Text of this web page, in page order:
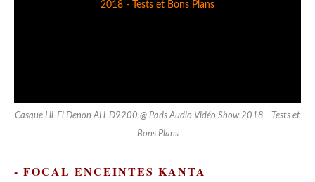
Casque Hi-Fi Denon AH-D9200 @ Paris Audio Vidéo Show 2018 - Tests et
Bons Plans
- FOCAL ENCEINTES KANTA